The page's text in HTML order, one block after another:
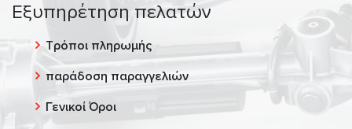
Εξυπηρέτηση πελατών
Τρόποι πληρωμής
παράδοση παραγγελιών
Γενικοί Όροι